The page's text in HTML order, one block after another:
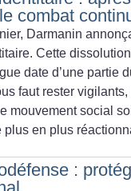
combat
Darmanin
Cette
date d’une partie
faut rester vigilants,
mouvement social
plus en plus
: